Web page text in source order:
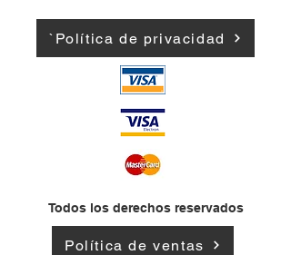
`Política de privacidad
Todos los derechos reservados
Política de ventas